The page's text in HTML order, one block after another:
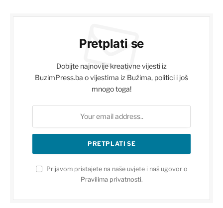
Pretplati se
Dobijte najnovije kreativne vijesti iz
BuzimPress.ba o vijestima iz Bužima, politici i još
mnogo toga!
Prijavom pristajete na naše uvjete i naš ugovor o
Pravilima privatnosti.